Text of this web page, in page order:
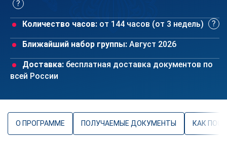
Количество часов: от 144 часов (от 3 недель)
Ближайший набор группы: Август 2026
Доставка: бесплатная доставка документов по
всей России
О ПРОГРАММЕ ПОЛУЧАЕМЫЕ ДОКУМЕНТЫ КАК